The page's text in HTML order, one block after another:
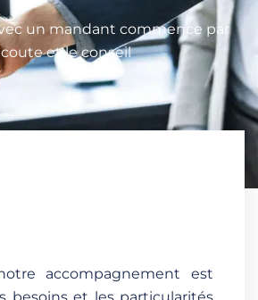
un mandant commence par
et le conseil
accompagnement est